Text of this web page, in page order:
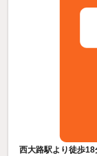
西大路駅より徒歩